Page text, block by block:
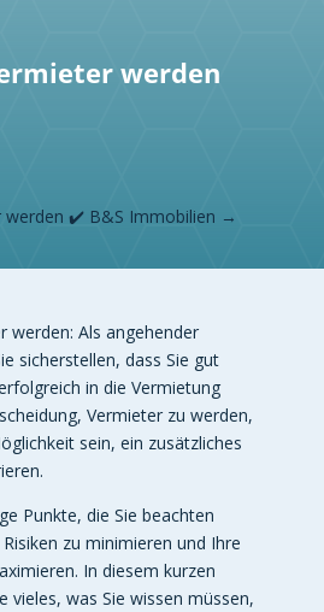
werden
werden: Als angehender
sicherstellen, dass Sie gut
in die Vermietung
Vermieter zu werden,
sein, ein zusätzliches
Punkte, die Sie beachten
zu minimieren und Ihre
In diesem kurzen
vieles, was Sie wissen müssen,